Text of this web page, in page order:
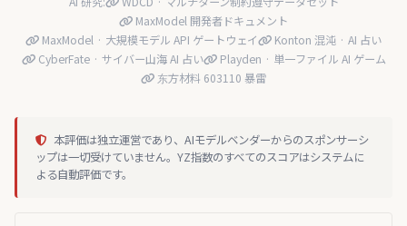
MaxModel 開発者ドキュメント
MaxModel · 大規模モデル API ゲートウェイ
Konton 混沌 · AI 占い
CyberFate · サイバー山海 AI 占い
Playden · 単一ファイル AI ゲーム
东方材料 603110 暴雷
本評価は独立運営であり、AIモデルベンダーからのスポンサーシ
ップは一切受けていません。YZ指数のすべてのスコアはシステムに
よる自動評価です。